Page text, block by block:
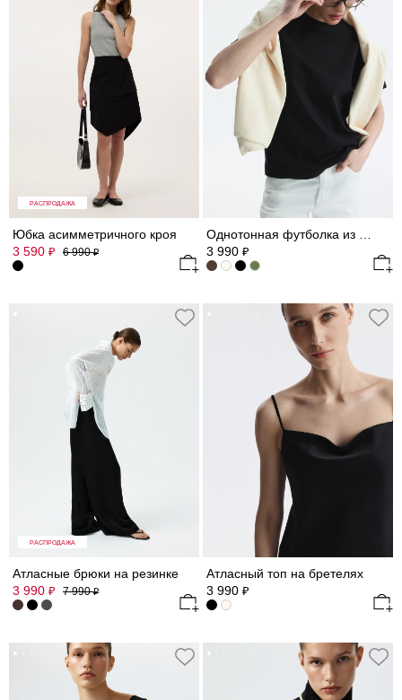
РАСПРОДАЖА
Юбка асимметричного кроя
3 590 ₽ 6 990₽
3 990 ₽
РАСПРОДАЖА
Атласные брюки на резинке
3 990 ₽ 7 990₽
Атласный топ на бретелях
3 990 ₽